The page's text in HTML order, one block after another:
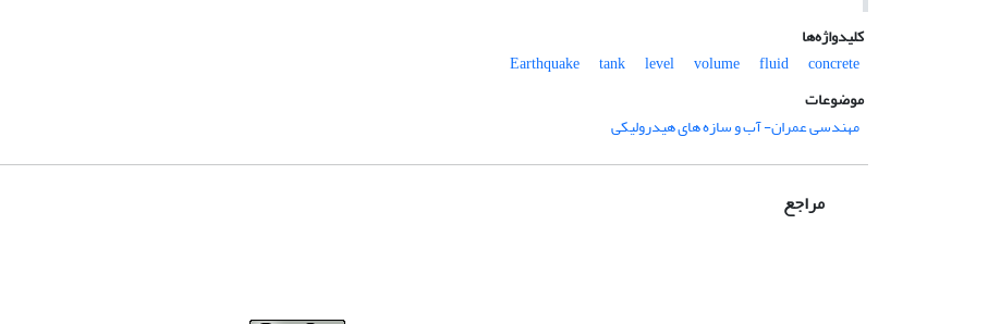
کلیدواژه‌ها
Earthquake
tank level volume fluid
concrete
موضوعات
مهندسی عمران- آب و سازه های هیدرولیکی
مراجع